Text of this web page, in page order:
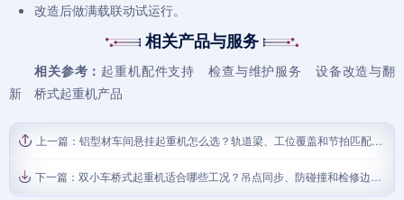
改造后做满载联动试运行。
相关产品与服务
相关参考： 起重机配件支持 检查与维护服务
设备改造与翻
新
桥式起重机产品
上一篇： 铝型材车间悬挂起重机怎么选？轨道梁、工位覆盖和节拍匹配清单
下一篇： 双小车桥式起重机适合哪些工况？吊点同步、防碰撞和检修边界说明